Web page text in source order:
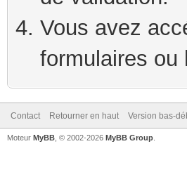
Vous avez
formulaires ou
Contact Retourner en haut Version bas-
Moteur MyBB , © 2002-2026 MyBB Group